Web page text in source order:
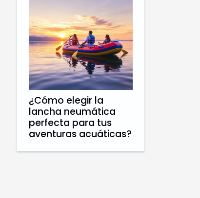
¿Cómo elegir la
lancha neumática
perfecta para tus
aventuras acuáticas?